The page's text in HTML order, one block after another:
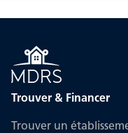
Trouver & Financer
Trouver un